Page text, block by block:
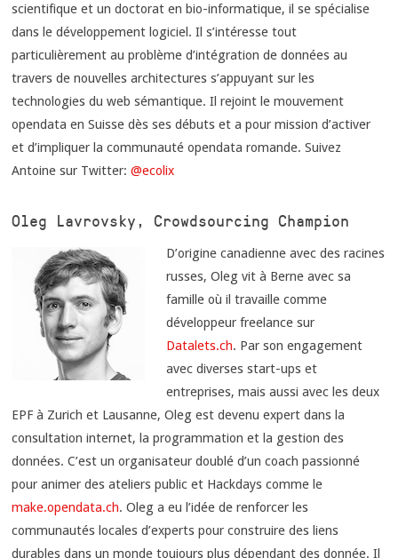
scientifique et un doctorat en bio-informatique, il se spécialise
dans le développement logiciel. Il s’intéresse tout
particulièrement au problème d’intégration de données au
travers de nouvelles architectures s’appuyant sur les
technologies du web sémantique. Il rejoint le mouvement
opendata en Suisse dès ses débuts et a pour mission d’activer
et d’impliquer la communauté opendata romande. Suivez
Antoine sur Twitter:@ecolix
Oleg Lavrovsky, Crowdsourcing Champion
D’origine canadienne avec des racines
russes, Oleg vit à Berne avec sa
famille où il travaille comme
développeur freelance sur
Datalets.ch. Par son engagement
avec diverses start-ups et
entreprises, mais aussi avec les deux
EPF à Zurich et Lausanne, Oleg est devenu expert dans la
consultation internet, la programmation et la gestion des
données. C’est un organisateur doublé d’un coach passionné
pour animer des ateliers public et Hackdays comme le
make.opendata.ch. Oleg a eu l’idée de renforcer les
communautés locales d’experts pour construire des liens
durables dans un monde toujours plus dépendant des donnée. Il